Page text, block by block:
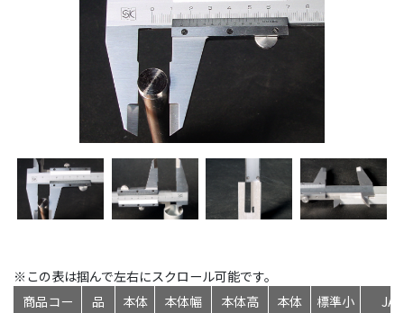
※この表は掴んで左右にスクロール可能です。
商品コー
品
本体
本体幅
本体高
本体
標準小